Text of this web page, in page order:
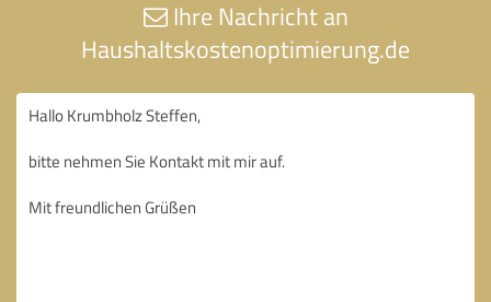
Ihre Nachricht an
Haushaltskostenoptimierung.de